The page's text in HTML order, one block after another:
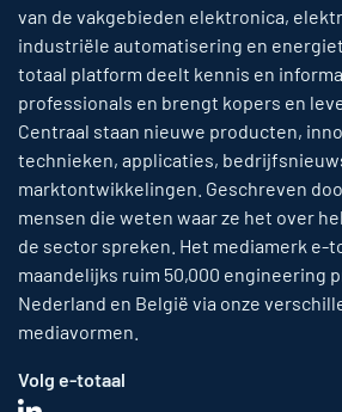
van de vakgebieden elektronica,
industriële automatisering en
totaal platform deelt kennis en
professionals en brengt kopers en
Centraal staan nieuwe producten,
technieken, applicaties,
marktontwikkelingen. Geschreven
mensen die weten waar ze het over
de sector spreken. Het mediamerk e-
maandelijks ruim 50,000 engineering
Nederland en België via onze
mediavormen.
Volg e-totaal